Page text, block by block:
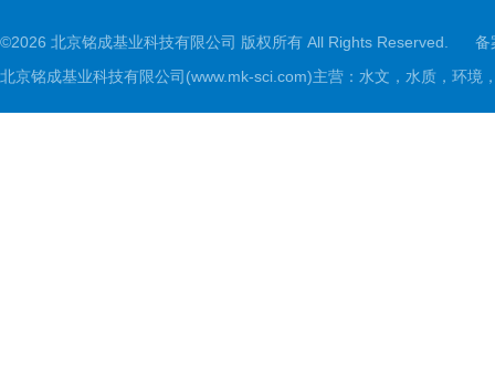
©2026 北京铭成基业科技有限公司 版权所有 All Rights Reserved.
备
北京铭成基业科技有限公司(www.mk-sci.com)主营：水文，水质，环境